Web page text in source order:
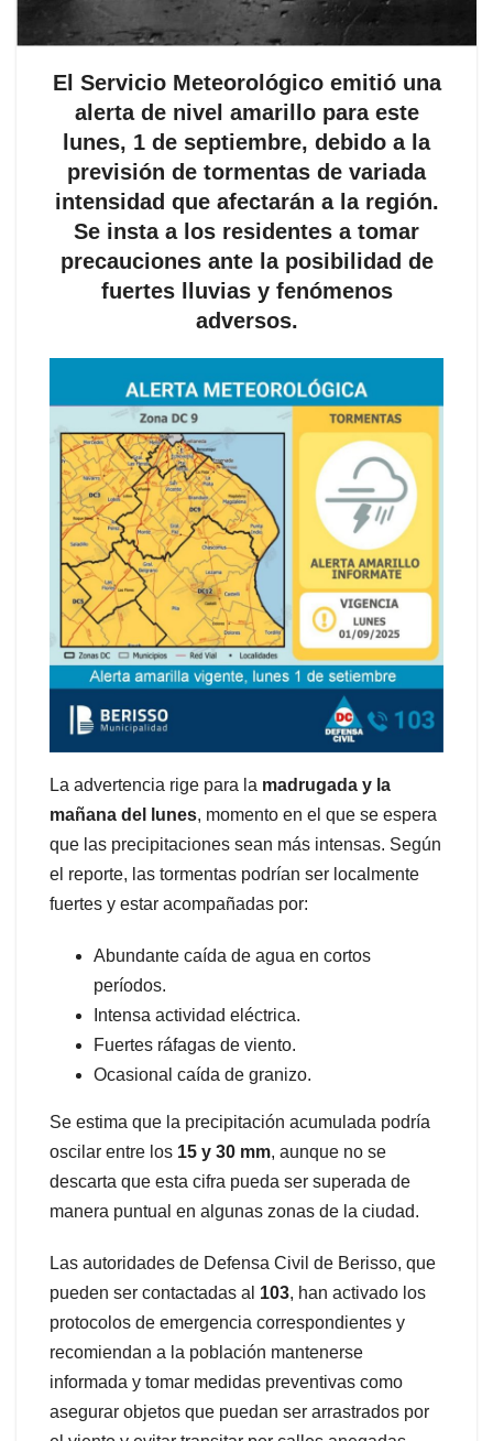
El Servicio Meteorológico emitió una
alerta de nivel amarillo para este
lunes, 1 de septiembre, debido a la
previsión de tormentas de variada
intensidad que afectarán a la región.
Se insta a los residentes a tomar
precauciones ante la posibilidad de
fuertes lluvias y fenómenos
adversos.
La advertencia rige para la madrugada y la
mañana del lunes, momento en el que se espera
que las precipitaciones sean más intensas. Según
el reporte, las tormentas podrían ser localmente
fuertes y estar acompañadas por:
Abundante caída de agua en cortos
períodos.
Intensa actividad eléctrica.
Fuertes ráfagas de viento.
Ocasional caída de granizo.
Se estima que la precipitación acumulada podría
oscilar entre los 15 y 30 mm, aunque no se
descarta que esta cifra pueda ser superada de
manera puntual en algunas zonas de la ciudad.
Las autoridades de Defensa Civil de Berisso, que
pueden ser contactadas al 103, han activado los
protocolos de emergencia correspondientes y
recomiendan a la población mantenerse
informada y tomar medidas preventivas como
asegurar objetos que puedan ser arrastrados por